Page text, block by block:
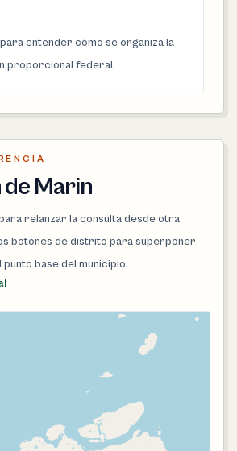
entender cómo se organiza la
proporcional federal.
Marin
relanzar la consulta desde otra
botones de distrito para superponer
base del municipio.